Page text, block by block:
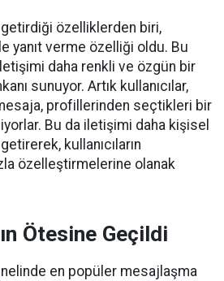
özelliklerden biri,
yanıt verme özelliği oldu. Bu
daha renkli ve özgün bir
sunuyor. Artık kullanıcılar,
profillerinden seçtikleri bir
Bu da iletişimi daha kişisel
kullanıcıların
özelleştirmelerine olanak
Ötesine Geçildi
en popüler mesajlaşma